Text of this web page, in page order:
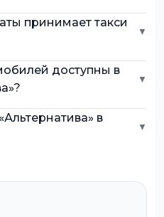
принимает такси
▼
доступны в
▼
в
▼